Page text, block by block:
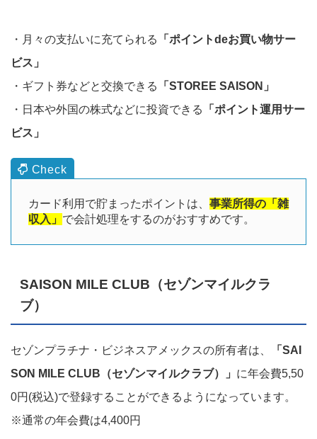
・月々の支払いに充てられる
「ポイントdeお買い物サー
ビス」
・ギフト券などと交換できる
「STOREE SAISON」
・日本や外国の株式などに投資できる
「ポイント運用サー
ビス」
カード利用で貯まったポイントは、 事業所得の「雑
収入」 で会計処理をするのがおすすめです。
SAISON MILE CLUB（セゾンマイルクラ
ブ）
セゾンプラチナ・ビジネスアメックスの所有者は、
「SAI
SON MILE CLUB（セゾンマイルクラブ）」 に年会費5,50
0円(税込)で登録することができるようになっています。
※通常の年会費は4,400円